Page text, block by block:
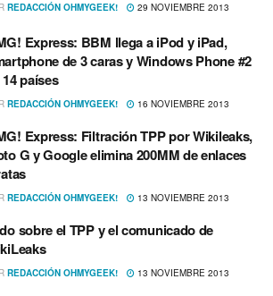
REDACCIÓN OHMYGEEK! 29 NOVIEMBRE 2013
Express: BBM llega a iPod y iPad,
de 3 caras y Windows Phone #2
paí­ses
REDACCIÓN OHMYGEEK! 16 NOVIEMBRE 2013
Express: Filtración TPP por Wikileaks,
G y Google elimina 200MM de enlaces
REDACCIÓN OHMYGEEK! 13 NOVIEMBRE 2013
sobre el TPP y el comunicado de
REDACCIÓN OHMYGEEK! 13 NOVIEMBRE 2013